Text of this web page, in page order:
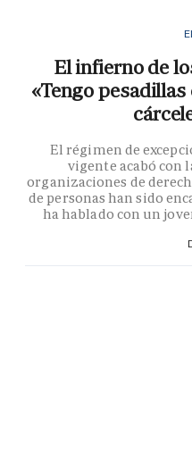
El infierno de
«Tengo
El régimen de
vigente acabó con
organizaciones de
de personas han sido
ha hablado con un